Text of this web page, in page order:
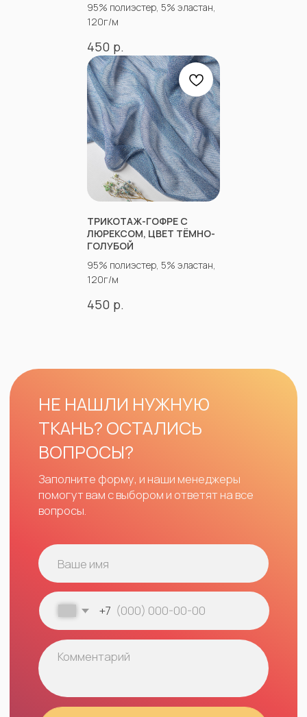
95% полиэстер, 5% эластан,
120г/м
450 р.
ТРИКОТАЖ-ГОФРЕ С
ЛЮРЕКСОМ, ЦВЕТ ТЁМНО-
ГОЛУБОЙ
95% полиэстер, 5% эластан,
120г/м
450 р.
Полный каталог тканей
Ткани для верхней одежды
Ткани для летней одежды
Ткани для спортивной одежды
Ткани для мусульманской одежды
Ткани для нарядной одежды
Оптовым покупателям
Договор оферты
Политика
конфиденциальности
признанной экстремистской
и запрещенной в РФ